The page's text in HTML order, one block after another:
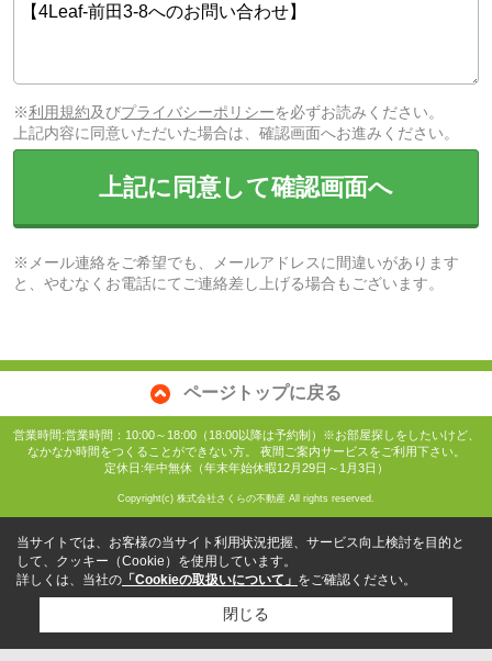
※利用規約及びプライバシーポリシーを必ずお読みください。
上記内容に同意いただいた場合は、確認画面へお進みください。
上記に同意して確認画面へ
※メール連絡をご希望でも、メールアドレスに間違いがあります
と、やむなくお電話にてご連絡差し上げる場合もございます。
ページトップに戻る
営業時間:営業時間：10:00～18:00（18:00以降は予約制）※お部屋探しをしたいけど、
なかなか時間をつくることができない方。 夜間ご案内サービスをご利用下さい。
定休日:年中無休（年末年始休暇12月29日～1月3日）
Copyright(c) 株式会社さくらの不動産 All rights reserved.
当サイトでは、お客様の当サイト利用状況把握、サービス向上検討を目的と
して、クッキー（Cookie）を使用しています。
詳しくは、当社の 「Cookieの取扱いについて」 をご確認ください。
閉じる